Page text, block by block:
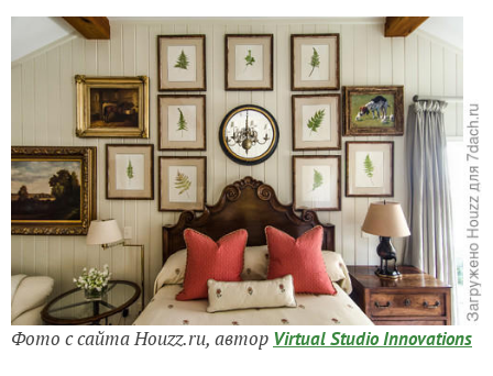
Фото с сайта Houzz.ru, автор Virtual Studio Innovations